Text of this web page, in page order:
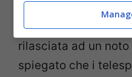
passione per le
Massimiliano
rilasciata ad un
spiegato che i